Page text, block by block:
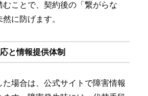
むことで、契約後の「繋がらな
に防げます。
と情報提供体制
場合は、公式サイトで障害情報